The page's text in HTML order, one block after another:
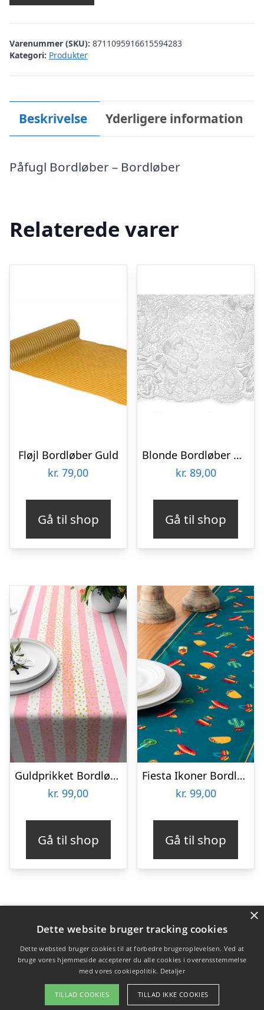
Varenummer (SKU): 8711095916615594283
Kategori: Produkter
Beskrivelse Yderligere information
Påfugl Bordløber – Bordløber
Relaterede varer
Fløjl Bordløber Guld
kr. 79,00
Gå til shop
Blonde Bordløber Hvid
kr. 89,00
Gå til shop
Guldprikket Bordløber Lyserød
kr. 99,00
Gå til shop
Fiesta Ikoner Bordløber
kr. 99,00
Gå til shop
Varekategorier
Produkter
Forside
Om / kontakt Blog Betingelser
×
Dette website bruger tracking cookies
Dette websted bruger cookies til at forbedre brugeroplevelsen. Ved at
bruge vores hjemmeside accepterer du alle cookies i overensstemmelse
med vores cookiepolitik. Detaljer
TILLAD COOKIES TILLAD IKKE COOKIES